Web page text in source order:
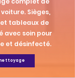
Sièges,
tableaux de
avec soin pour
et désinfecté.